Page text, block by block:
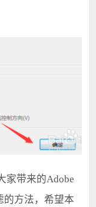
带来的Adobe
的方法，希望本